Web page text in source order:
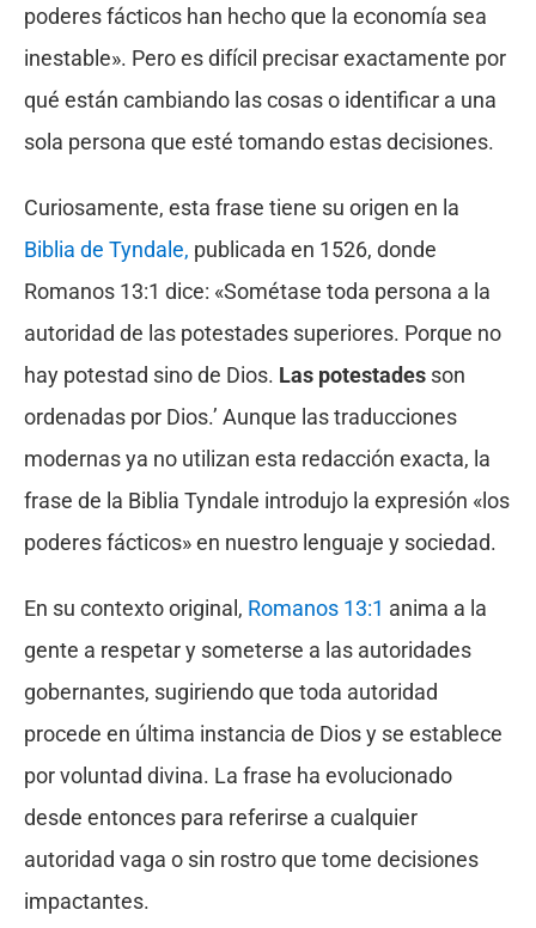
poderes fácticos han hecho que la economía sea
inestable». Pero es difícil precisar exactamente por
qué están cambiando las cosas o identificar a una
sola persona que esté tomando estas decisiones.
Curiosamente, esta frase tiene su origen en la
Biblia de Tyndale, publicada en 1526, donde
Romanos 13:1 dice: «Sométase toda persona a la
autoridad de las potestades superiores. Porque no
hay potestad sino de Dios. Las potestades son
ordenadas por Dios.’ Aunque las traducciones
modernas ya no utilizan esta redacción exacta, la
frase de la Biblia Tyndale introdujo la expresión «los
poderes fácticos» en nuestro lenguaje y sociedad.
En su contexto original, Romanos 13:1 anima a la
gente a respetar y someterse a las autoridades
gobernantes, sugiriendo que toda autoridad
procede en última instancia de Dios y se establece
por voluntad divina. La frase ha evolucionado
desde entonces para referirse a cualquier
autoridad vaga o sin rostro que tome decisiones
impactantes.